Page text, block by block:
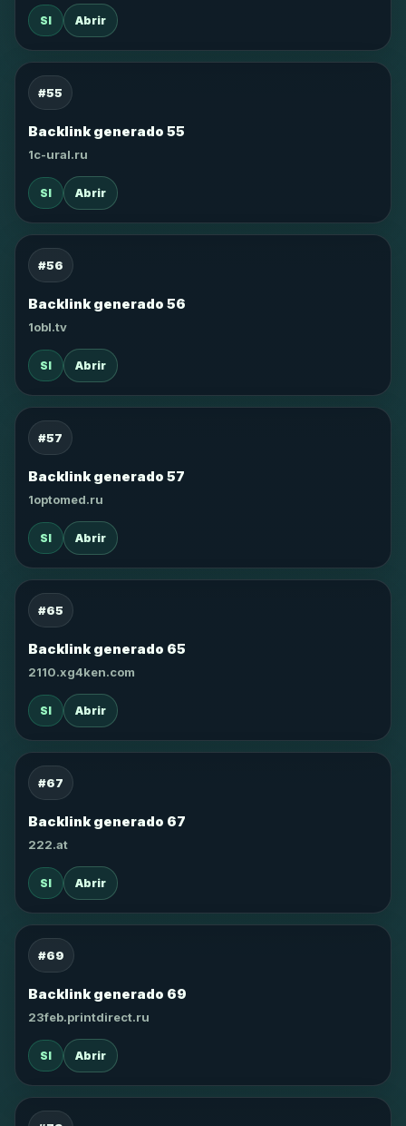
SI Abrir
#55
Backlink generado 55
1c-ural.ru
SI Abrir
#56
Backlink generado 56
1obl.tv
SI Abrir
#57
Backlink generado 57
1optomed.ru
SI Abrir
#65
Backlink generado 65
2110.xg4ken.com
SI Abrir
#67
Backlink generado 67
222.at
SI Abrir
#69
Backlink generado 69
23feb.printdirect.ru
SI Abrir